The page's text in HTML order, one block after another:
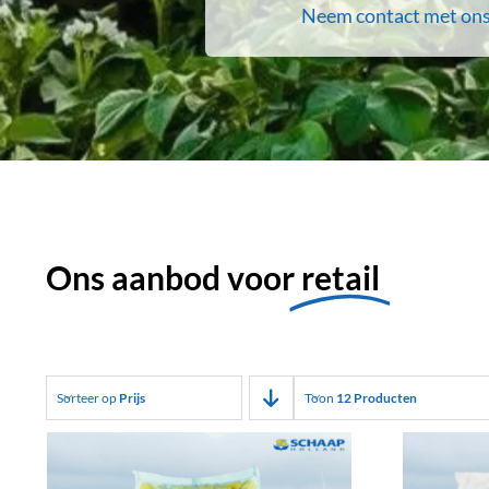
Neem contact met
Ons aanbod voor retail
Sorteer op Prijs Toon 12 Producten